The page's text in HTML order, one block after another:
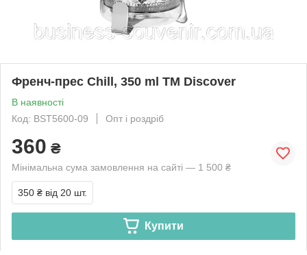
Френч-прес Chill, 350 ml TM Discover
В наявності
Код: BST5600-09
Опт і роздріб
360 ₴
Мінімальна сума замовлення на сайті — 1 500 ₴
350 ₴ від 20 шт.
Купити